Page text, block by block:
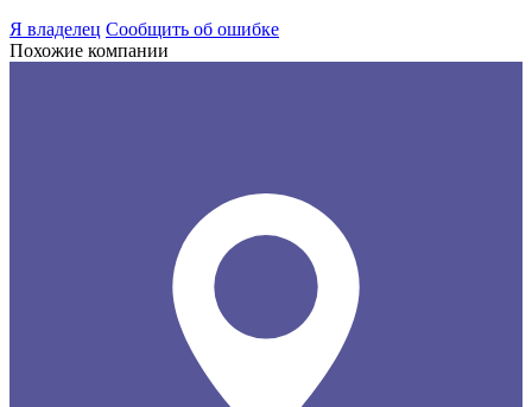
Я владелец Сообщить об ошибке
Похожие компании